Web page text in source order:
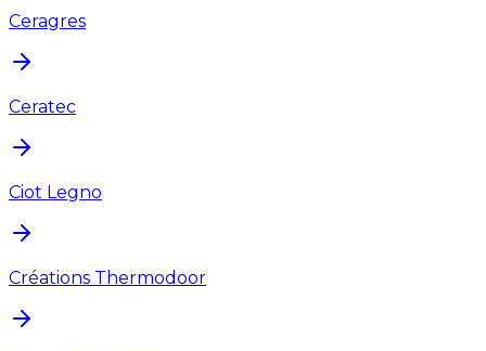
Ceragres
Ceratec
Ciot Legno
Créations Thermodoor